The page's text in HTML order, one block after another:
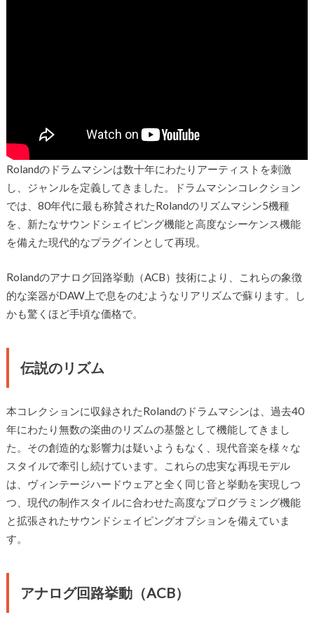
Rolandのドラムマシンは数十年にわたりアーティストを刺激
し、ジャンルを定義してきました。ドラムマシンコレクション
では、80年代に最も称賛されたRolandのリズムマシン5機種
を、新たなサウンドシェイピング機能と高度なシーケンス機能
を備えた現代的なプラグインとして再現。
Rolandのアナログ回路挙動（ACB）技術により、これらの象徴
的な楽器がDAW上で息をのむようなリアリズムで蘇ります。し
かも驚くほど手頃な価格で。
伝説のリズム
本コレクションに収録されたRolandのドラムマシンは、過去40
年にわたり無数の楽曲のリズムの基盤として機能してきまし
た。その創造的な影響力は疑いようもなく、現代音楽を様々な
スタイルで牽引し続けています。これらの忠実な再現モデル
は、ヴィンテージハードウェアと全く同じ音と挙動を実現しつ
つ、現代の制作スタイルに合わせた高度なプログラミング機能
と拡張されたサウンドシェイピングオプションを備えていま
す。
アナログ回路挙動（ACB）